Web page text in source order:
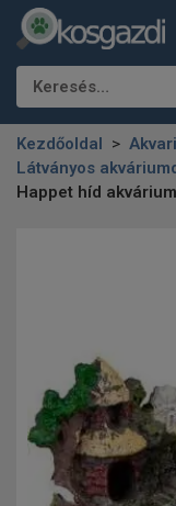
Keresés…
Kezdőoldal
Látványos
Happet híd